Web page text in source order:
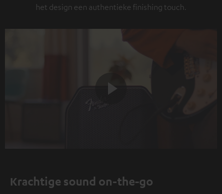
het design een authentieke finishing touch.
Video
Krachtige sound on-the-go